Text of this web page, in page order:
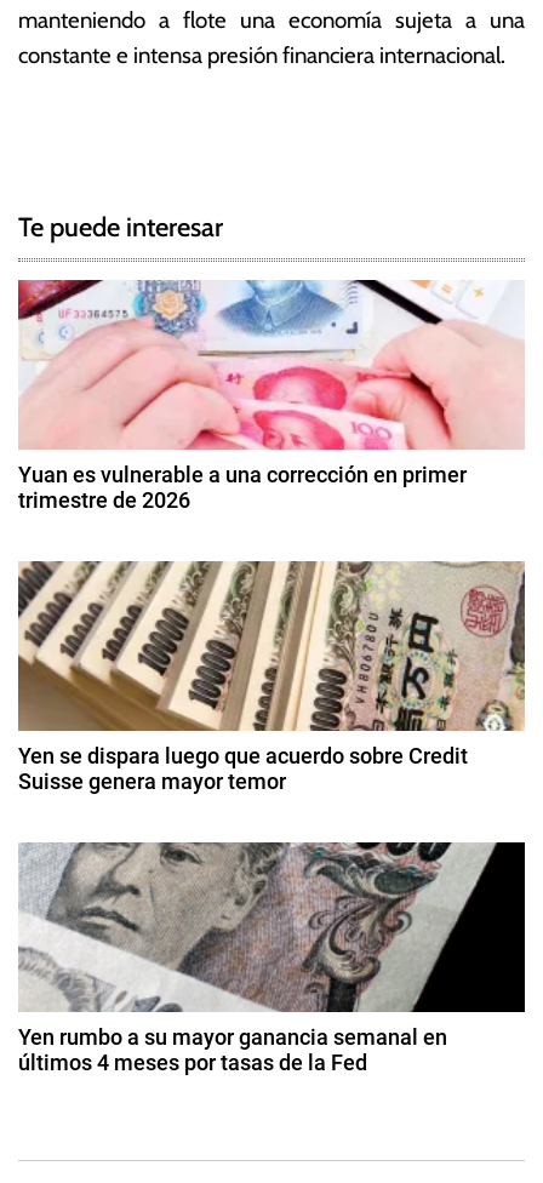
manteniendo a flote una economía sujeta a una
constante e intensa presión financiera internacional.
e
d
D
i
v
a
s
,
e
s
e
r
,
R
s
i
a
v
e
g
a
c
i
ó
n
d
e
e
t
r
a
d
a
Te puede interesar
Yuan es vulnerable a una corrección en primer
trimestre de 2026
d
e
e
n
d
e
2
6
Yen se dispara luego que acuerdo sobre Credit
Suisse genera mayor temor
0
d
e
ar
z
o
d
e
3
Yen rumbo a su mayor ganancia semanal en
últimos 4 meses por tasas de la Fed